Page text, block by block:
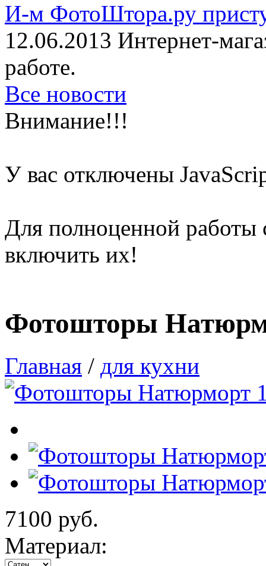
И-м ФотоШтора.ру
12.06.2013 Интернет-
работе.
Все новости
Внимание!!!
У вас отключены
Для полноценной работы
включить их!
Фотошторы
Главная / для кухни
7100 руб.
Материал: